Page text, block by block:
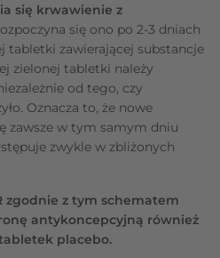
się krwawienie z
się ono po 2-3 dniach
tabletki zawierającej substancje
zielonej tabletki należy
od tego, czy
Oznacza to, że nowe
zawsze w tym samym dniu
zwykle w zbliżonych
zgodnie z tym schematem
antykoncepcyjną również
placebo.